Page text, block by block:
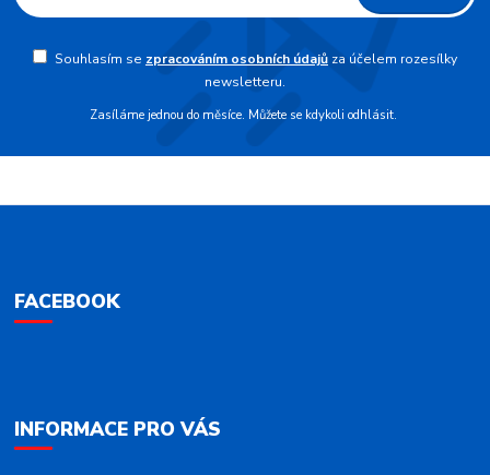
Souhlasím se zpracováním osobních údajůza účelem rozesílky
newsletteru.
Zasíláme jednou do měsíce. Můžete se kdykoli odhlásit.
FACEBOOK
INFORMACE PRO VÁS